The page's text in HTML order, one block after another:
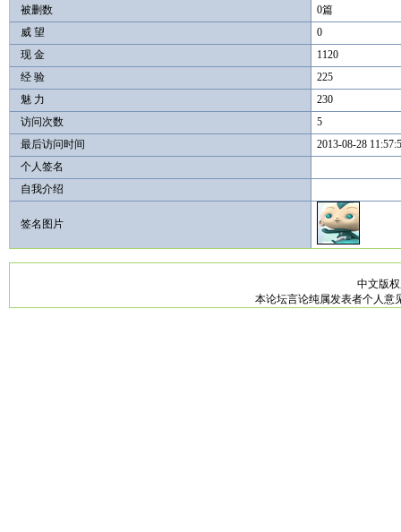
被删数
0篇
威 望
0
现 金
1120
经 验
225
魅 力
230
访问次数
5
最后访问时间
2013-08-28
个人签名
自我介绍
签名图片
中文版
本论坛言论纯属发表者个人意